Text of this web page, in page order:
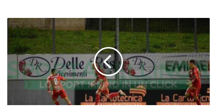
lupo
e
non
solo.
Nuovi
in